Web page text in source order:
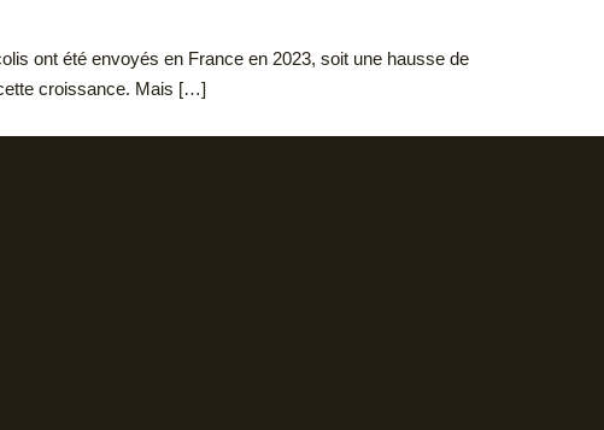
ont été envoyés en France en 2023, soit une hausse de
croissance. Mais […]